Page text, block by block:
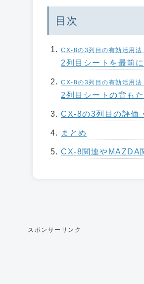
目次
CX-8の3列目の有効活用法
2列目シートを最前
CX-8の3列目の有効活用法
2列目シートの背も
CX-8の3列目の評価
まとめ
CX-8関連やMAZDA
スポンサーリンク